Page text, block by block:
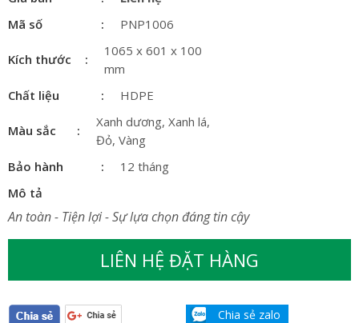
Mã số
PNP1006
Kích thước
1065 x 601 x 100
mm
Chất liệu
HDPE
Màu sắc
Xanh dương, Xanh lá,
Đỏ, Vàng
Bảo hành
12 tháng
Mô tả
An toàn - Tiện lợi - Sự lựa chọn đáng tin cậy
LIÊN HỆ ĐẶT HÀNG
Chia sẻ zalo